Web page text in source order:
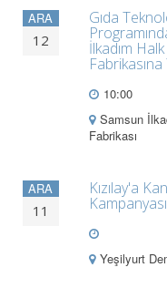
ARA
12
Gıda
İlkadım
10:00
Samsun
Fabrikası
ARA
11
Kızılay'a
Kampanyası
Yeşilyurt